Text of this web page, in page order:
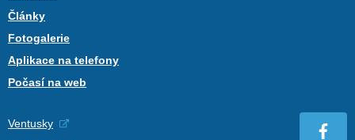
Články
Fotogalerie
Aplikace na telefony
Počasí na web
Ventusky